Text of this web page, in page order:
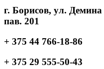
г. Борисов, ул.
пав. 201
+ 375 44 766-18-86
+ 375 29 555-50-43